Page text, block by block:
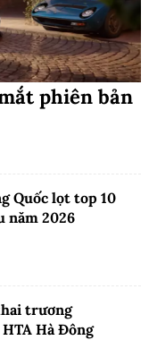
phiên bản
Quốc lọt top 10
năm 2026
trương
Hà Đông